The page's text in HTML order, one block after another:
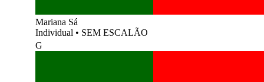
Mariana Sá
Individual • SEM ESCALÃO
G